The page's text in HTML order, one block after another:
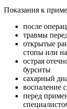
Показания к
после
травмы
открытые
стопы или
острая
бурситы
сахарный
воспаление
перед